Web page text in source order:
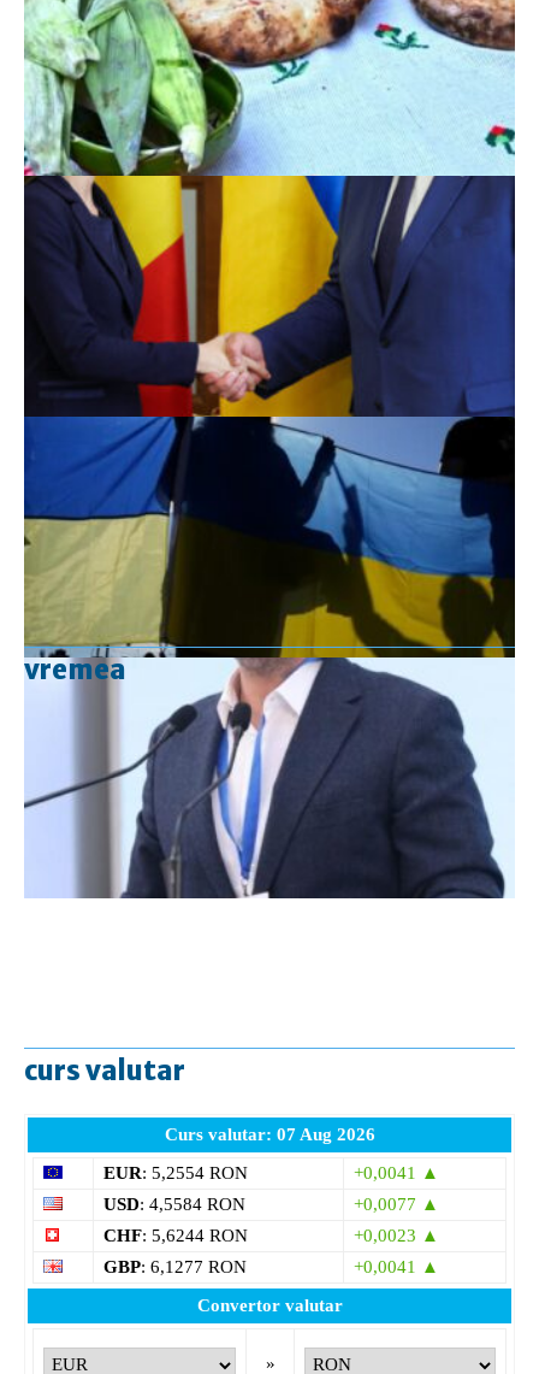
vremea
curs valutar
Curs valutar: 07 Aug 2026
EUR: 5,2554 RON
+0,0041 ▲
USD: 4,5584 RON
+0,0077 ▲
CHF: 5,6244 RON
+0,0023 ▲
GBP: 6,1277 RON
+0,0041 ▲
Convertor valutar
»